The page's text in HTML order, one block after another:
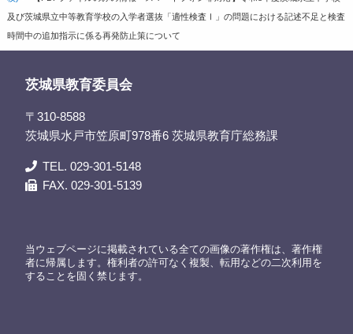
及び茨城県立中等教育学校の入学者選抜「適性検査Ⅰ」の問題における記述不足と検査
時間中の追加指示に係る再発防止策について
茨城県教育委員会
〒310-8588
茨城県水戸市笠原町978番6 茨城県教育庁総務課
TEL. 029-301-5148
FAX. 029-301-5139
当ウェブページに掲載されている全ての画像の著作権は、著作権
者に帰属します。権利者の許可なく複製、転用などの二次利用を
することを固く禁じます。